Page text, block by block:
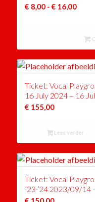
€ 8,00 - € 16,00
€
Ticket: Vocal
16 July 2024 – 16
€ 155,00
Lees verder
Ticket: Vocal
’23-’24 2023/09/